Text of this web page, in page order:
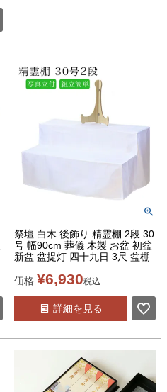
祭壇 白木 後飾り 精霊棚 2段 30
号 幅90cm 葬儀 木製 お盆 初盆
新盆 盆提灯 四十九日 3尺 盆棚
価格 ¥6,930税込
詳細を見る